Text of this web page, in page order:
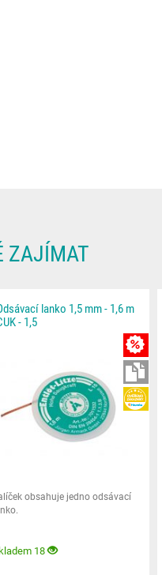
ZAJÍMAT
lanko 1,5 mm - 1,6 m
- 1,5
obsahuje jedno odsávací
18